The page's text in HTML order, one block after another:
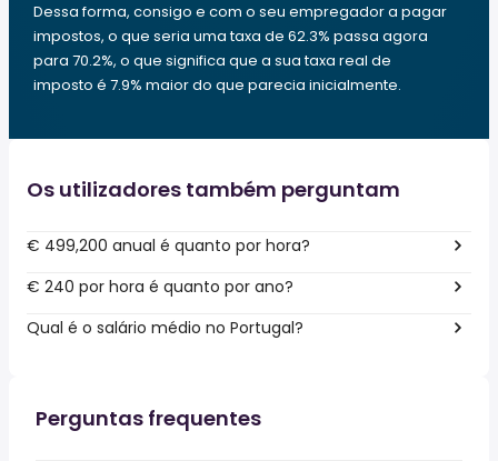
Dessa forma, consigo e com o seu empregador a pagar
impostos, o que seria uma taxa de 62.3% passa agora
para 70.2%, o que significa que a sua taxa real de
imposto é 7.9% maior do que parecia inicialmente.
Os utilizadores também perguntam
€ 499,200 anual é quanto por hora?
€ 240 por hora é quanto por ano?
Qual é o salário médio no Portugal?
Perguntas frequentes